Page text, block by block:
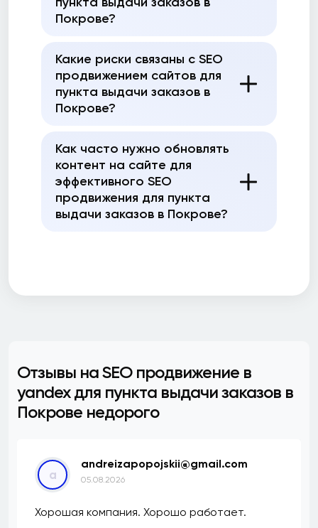
Покрове?
Какие риски связаны с SEO
продвижением сайтов для
пункта выдачи заказов в
Покрове?
Как часто нужно обновлять
контент на сайте для
эффективного SEO
продвижения для пункта
выдачи заказов в Покрове?
Отзывы на SEO продвижение в
yandex для пункта выдачи заказов в
Покрове недорого
a
andreizapopojskii@gmail.com
05.08.2026
Хорошая компания. Хорошо работает.